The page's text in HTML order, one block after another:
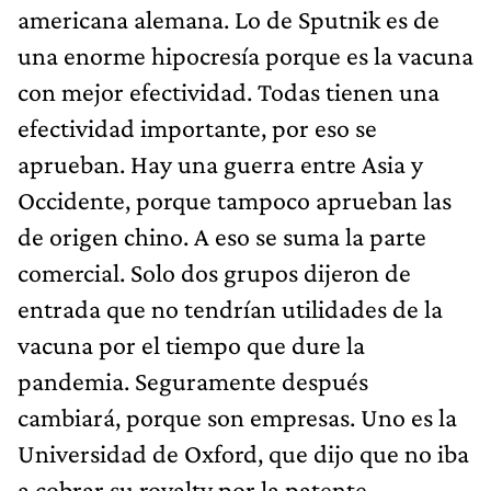
americana alemana. Lo de Sputnik es de
una enorme hipocresía porque es la vacuna
con mejor efectividad. Todas tienen una
efectividad importante, por eso se
aprueban. Hay una guerra entre Asia y
Occidente, porque tampoco aprueban las
de origen chino. A eso se suma la parte
comercial. Solo dos grupos dijeron de
entrada que no tendrían utilidades de la
vacuna por el tiempo que dure la
pandemia. Seguramente después
cambiará, porque son empresas. Uno es la
Universidad de Oxford, que dijo que no iba